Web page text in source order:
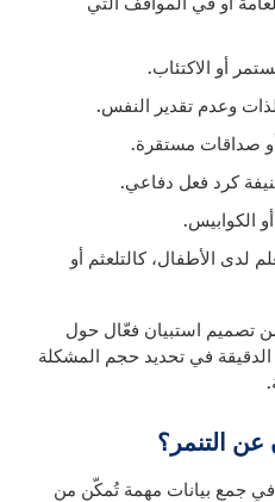
أو الاكتئاب.
وعدم تقدير النفس.
صداقات مستقرة.
كرد فعل دفاعي.
الكوابيس.
لدى الأطفال، كالتلعثم أو
تصميم استبيان فعّال حول
الدقيقة في تحديد حجم المشكلة
عن التنمر؟
في جمع بيانات مهمة تُمكّن من